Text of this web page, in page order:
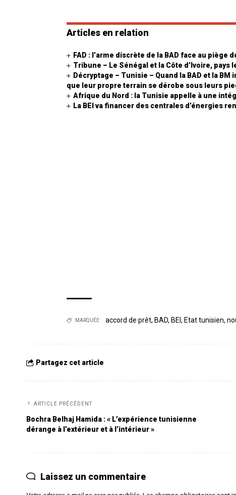
Articles en relation
FAD : l’arme discrète de la BAD face au piège
Tribune – Le Sénégal et la Côte d’Ivoire, pays
Décryptage – Tunisie – Quand la BAD et la
que leur propre terrain se dérobe sous leurs
Afrique du Nord : la Tunisie appelle à une
La BEI va financer des centrales d’énergies
MARQUÉE: accord de prêt, BAD, BEI , Etat tunisien,
Partagez cet article
ARTICLE PRÉCÉDENT
Bochra Belhaj Hamida : « L’expérience tunisienne
dérange à l’extérieur et à l’intérieur »
Laissez un commentaire